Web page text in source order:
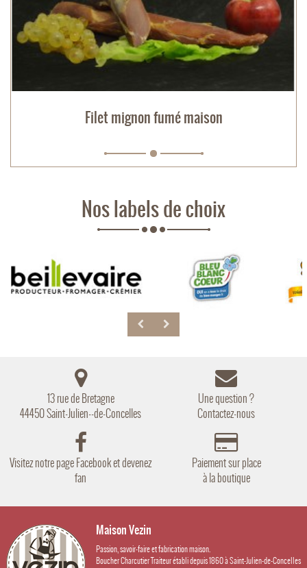
Filet mignon fumé maison
Nos labels de choix
13 rue de Bretagne
44450 Saint-Julien--de-Concelles
Une question ?
Contactez-nous
Visitez notre page Facebook et devenez
fan
Paiement sur place
à la boutique
Maison Vezin
Passion, savoir-faire et fabrication maison.
Boucher Charcutier Traiteur établi depuis 1860 à Saint-Julien-de-Concelles